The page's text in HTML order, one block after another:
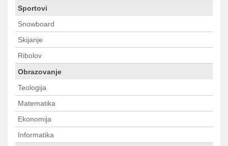
Sportovi
Snowboard
Skijanje
Ribolov
Obrazovanje
Teologija
Matematika
Ekonomija
Informatika